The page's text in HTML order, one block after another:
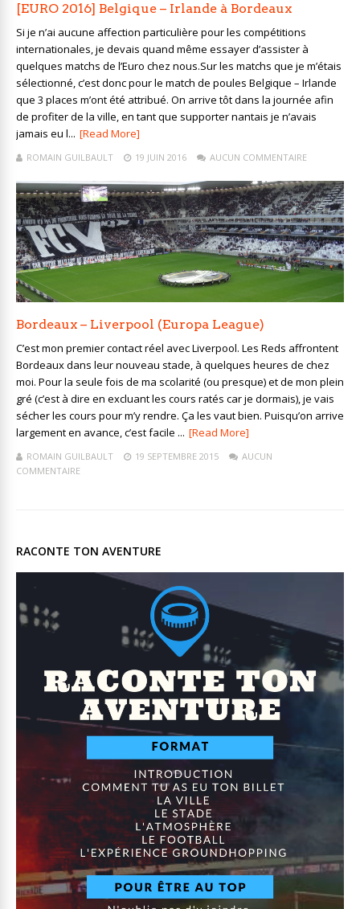
[EURO 2016] Belgique – Irlande à Bordeaux
Si je n’ai aucune affection particulière pour les compétitions
internationales, je devais quand même essayer d’assister à
quelques matchs de l’Euro chez nous.Sur les matchs que je m’étais
sélectionné, c’est donc pour le match de poules Belgique – Irlande
que 3 places m’ont été attribué. On arrive tôt dans la journée afin
de profiter de la ville, en tant que supporter nantais je n’avais
jamais eu l... [Read More]
ROMAIN GUILBAULT 19 JUIN 2016 AUCUN COMMENTAIRE
Bordeaux – Liverpool (Europa League)
C’est mon premier contact réel avec Liverpool. Les Reds affrontent
Bordeaux dans leur nouveau stade, à quelques heures de chez
moi. Pour la seule fois de ma scolarité (ou presque) et de mon plein
gré (c’est à dire en excluant les cours ratés car je dormais), je vais
sécher les cours pour m’y rendre. Ça les vaut bien. Puisqu’on arrive
largement en avance, c’est facile ... [Read More]
ROMAIN GUILBAULT 19 SEPTEMBRE 2015
AUCUN
COMMENTAIRE
RACONTE TON AVENTURE